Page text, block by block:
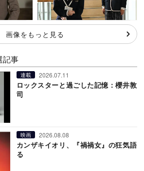
画像をもっと見る
記事
連載 2026.07.11
ロックスターと過ごした記憶：櫻井敦
司
映画 2026.08.08
カンザキイオリ、『禍禍女』の狂気語
る